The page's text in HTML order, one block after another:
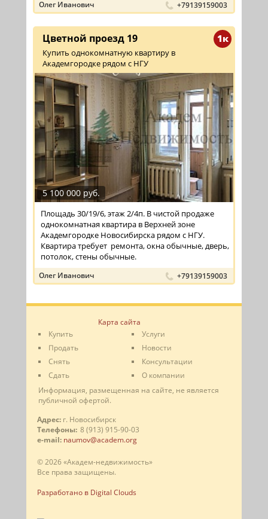
Олег Иванович +79139159003
1к
Цветной проезд 19
Купить однокомнатную квартиру в
Академгородке рядом с НГУ
5 100 000 руб.
Площадь 30/19/6, этаж 2/4п. В чистой продаже
однокомнатная квартира в Верхней зоне
Академгородке Новосибирска рядом с НГУ.
Квартира требует ремонта, окна обычные, дверь,
потолок, стены обычные.
Олег Иванович +79139159003
Карта сайта
Купить
Продать
Снять
Сдать
Услуги
Новости
Консультации
О компании
Информация, размещенная на сайте, не является
публичной офертой.
Адрес: г. Новосибирск
Телефоны: 8 (913) 915-90-03
e-mail: naumov@academ.org
© 2026 «Академ-недвижимость»
Все права защищены.
Разработано в Digital Clouds